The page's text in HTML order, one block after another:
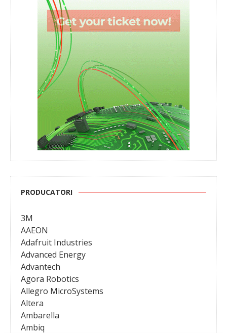
PRODUCATORI
3M
AAEON
Adafruit Industries
Advanced Energy
Advantech
Agora Robotics
Allegro MicroSystems
Altera
Ambarella
Ambiq